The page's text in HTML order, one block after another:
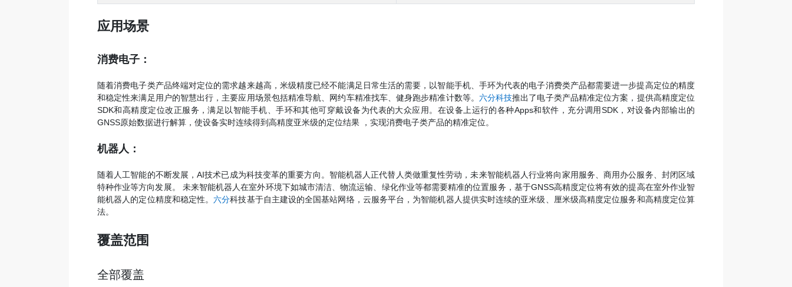
应用场景
消费电子：
随着消费电子类产品终端对定位的需求越来越高，米级精度已经不能满足日常生活的需要，以智能手机、手环为代表的电子消费类产品都需要进一步提高定位的精度
和稳定性来满足用户的智慧出行，主要应用场景包括精准导航、网约车精准找车、健身跑步精准计数等。 六分科技推出了电子类产品精准定位方案，提供高精度定位
SDK和高精度定位改正服务，满足以智能手机、手环和其他可穿戴设备为代表的大众应用。在设备上运行的各种Apps和软件，充分调用SDK，对设备内部输出的
GNSS原始数据进行解算，使设备实时连续得到高精度亚米级的定位结果 ，实现消费电子类产品的精准定位。
机器人：
随着人工智能的不断发展，AI技术已成为科技变革的重要方向。智能机器人正代替人类做重复性劳动，未来智能机器人行业将向家用服务、商用办公服务、封闭区域
特种作业等方向发展。 未来智能机器人在室外环境下如城市清洁、物流运输、绿化作业等都需要精准的位置服务，基于GNSS高精度定位将有效的提高在室外作业智
能机器人的定位精度和稳定性。六分科技基于自主建设的全国基站网络，云服务平台，为智能机器人提供实时连续的亚米级、厘米级高精度定位服务和高精度定位算
法。
覆盖范围
全部覆盖